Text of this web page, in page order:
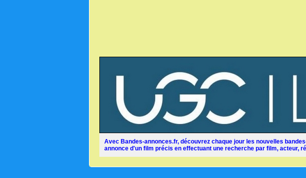
Avec Bandes-annonces.fr, découvrez chaque jour les nouvelles
annonce d'un film précis en effectuant une recherche par film, acteur,